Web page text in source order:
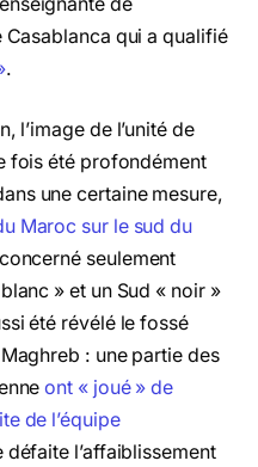
Casablanca qui a qualifié
.
l’image de l’unité de
fois été profondément
une certaine mesure,
Maroc sur le sud du
seulement
» et un Sud « noir »
été révélé le fossé
: une partie des
ont « joué » de
de l’équipe
l’affaiblissement